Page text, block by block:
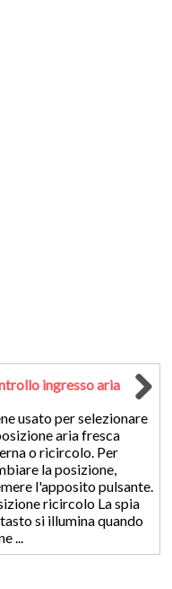
ingresso aria
usato per selezionare
aria fresca
o ricircolo. Per
la posizione,
l'apposito pulsante.
ricircolo La spia
si illumina quando
...